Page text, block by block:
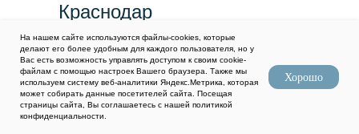
Перейти
Краснодар
ул. 40-летия Победы,
97 с 1
+7 (967) 655 85 55
На нашем сайте используются файлы-cookies, которые
делают его более удобным для каждого пользователя, но у
Вас есть возможность управлять доступом к своим cookie-
файлам с помощью настроек Вашего браузера. Также мы
используем систему веб-аналитики Яндекс.Метрика, которая
может собирать данные посетителей сайта. Посещая
страницы сайта, Вы соглашаетесь с нашей политикой
конфиденциальности.
Хорошо